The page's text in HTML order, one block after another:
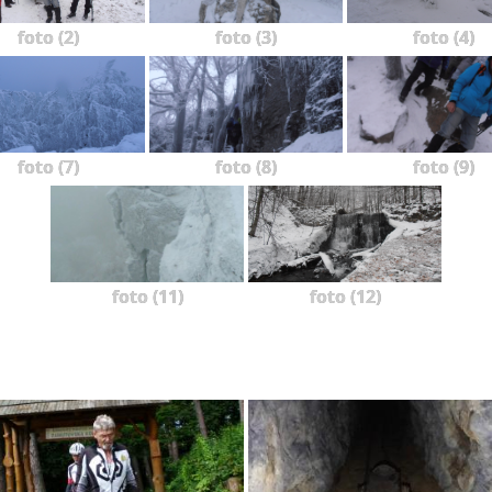
foto (2) foto (3) foto (4)
foto (7) foto (8) foto (9)
foto (11) foto (12)